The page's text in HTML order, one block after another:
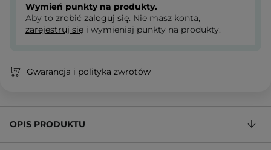
Wymień punkty na produkty.
Aby to zrobić zaloguj się. Nie masz konta,
zarejestruj się i wymieniaj punkty na produkty.
Gwarancja i polityka zwrotów
OPIS PRODUKTU